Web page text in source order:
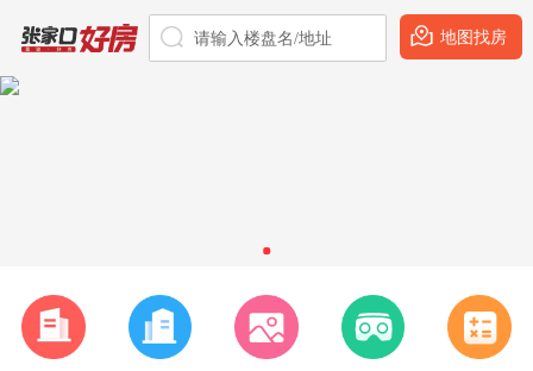
请输入楼盘名/地址 地图找房